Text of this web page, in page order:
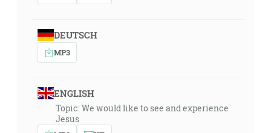
DEUTSCH
MP3
ENGLISH
Topic: We would like to see and experience
Jesus